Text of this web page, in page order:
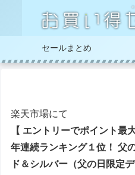
セールまとめ
楽天市場にて
【 エントリーでポイント最
年連続ランキング１位！ 父
ド＆シルバー（父の日限定